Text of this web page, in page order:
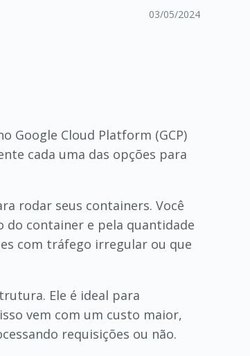
03/05/2024
Google Cloud Platform (GCP)
cada uma das opções para
rodar seus containers. Você
do container e pela quantidade
com tráfego irregular ou que
Ele é ideal para
vem com um custo maior,
requisições ou não.